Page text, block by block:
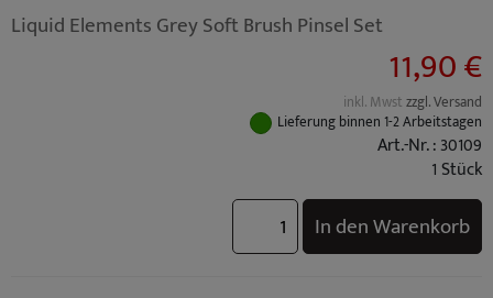
Liquid Elements Grey Soft Brush Pinsel Set
11,90 €
inkl. Mwstzzgl. Versand
Lieferung binnen 1-2 Arbeitstagen
Art.-Nr. : 30109
1 Stück
In den Warenkorb